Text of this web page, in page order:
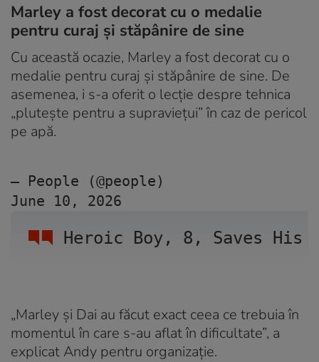
Marley a fost decorat cu o medalie
pentru curaj și stăpânire de sine
Cu această ocazie, Marley a fost decorat cu o
medalie pentru curaj și stăpânire de sine. De
asemenea, i s-a oferit o lecție despre tehnica
„plutește pentru a supraviețui” în caz de pericol
pe apă.
Heroic Boy, 8, Saves His
— People (@people)
June 10, 2026
„Marley și Dai au făcut exact ceea ce trebuia în
momentul în care s-au aflat în dificultate”, a
explicat Andy pentru organizație.